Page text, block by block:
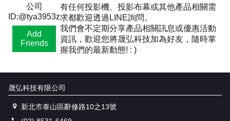
公司
ID:@tya3953z
Add
Friends
有任何投影機、投影布幕或其他產品相關需
求都歡迎透過LINE詢問。
我們會不定期分享產品相關訊息或優惠活動
資訊，歡迎您將晟弘科技加為好友，隨時掌
握我們的最新動態! : )
晟弘科技有限公司
新北市泰山區辭修路10之13號